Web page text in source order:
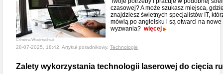
Crhsitna Wocintechcat
czasowej? A może szukasz miejsca,
znajdziesz świetnych specjalistów IT,
mówią po angielsku i są otwarci na nowe
wyzwania? więcej
28-07-2025, 18:42, Artykuł poradnikowy, Technologie
Zalety wykorzystania technologii laserowej do cięcia